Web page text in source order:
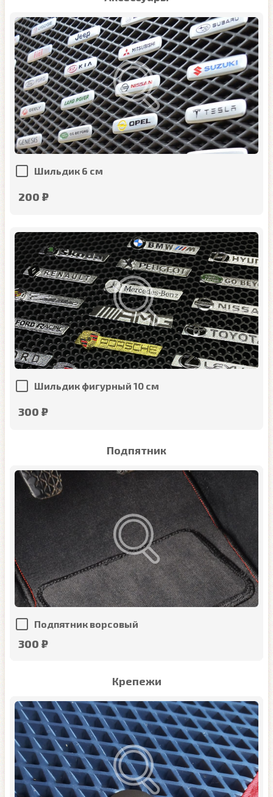
Шильдик 6 см
200 ₽
Шильдик фигурный 10 см
300 ₽
Подпятник
Подпятник ворсовый
300 ₽
Крепежи